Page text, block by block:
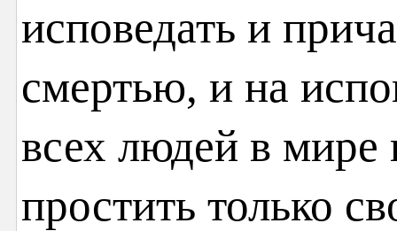
исповедать и
смертью, и на
всех людей в мире
простить только